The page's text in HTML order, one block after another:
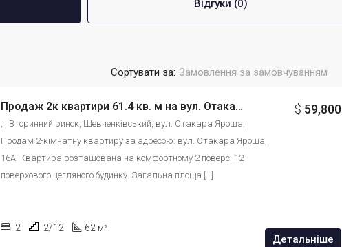
Відгуки (0)
Сортувати за: Замовлення за замовчуванням
Продаж 2к квартири 61.4 кв. м на вул. Отакара Яроша 16А id: 8587964541364 $ 59,800
, , Вторинний ринок, Шевченківський, вул. Отакара Яроша,
Продам 2-кімнатну квартиру за адресою: вул. Отакара Яроша,
16А. Квартира розташована на комфортному 2 поверсі 12-
поверхового цегляного будинку. Загальна площа […]
2 2/12 62 м²
Детальніше